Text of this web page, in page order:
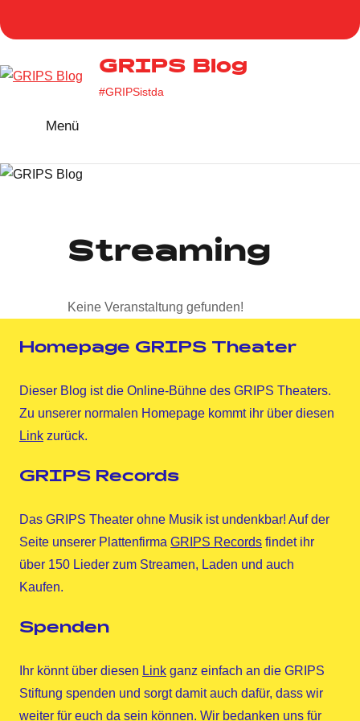
Inhalt
GRIPS
GRIPS Blog
#GRIPSistda
Menü
Streaming
Keine Veranstaltung gefunden!
Homepage GRIPS Theater
Dieser Blog ist die Online-Bühne des GRIPS Theaters.
Zu unserer normalen Homepage kommt ihr über diesen
Link zurück.
GRIPS Records
Das GRIPS Theater ohne Musik ist undenkbar! Auf der
Seite unserer Plattenfirma GRIPS Records findet ihr
über 150 Lieder zum Streamen, Laden und auch
Kaufen.
Spenden
Ihr könnt über diesen Link ganz einfach an die GRIPS
Stiftung spenden und sorgt damit auch dafür, dass wir
weiter für euch da sein können. Wir bedanken uns für